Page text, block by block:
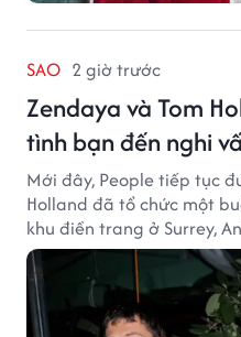
SAO 2 giờ trước
Zendaya và Tom
tình bạn đến nghi
Mới đây, People tiếp tục
Holland đã tổ chức một
khu điền trang ở Surrey,